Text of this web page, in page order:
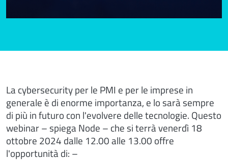
La cybersecurity per le PMI e per le imprese in
generale è di enorme importanza, e lo sarà sempre
di più in futuro con l'evolvere delle tecnologie. Questo
webinar – spiega Node – che si terrà venerdì 18
ottobre 2024 dalle 12.00 alle 13.00 offre
l'opportunità di: –